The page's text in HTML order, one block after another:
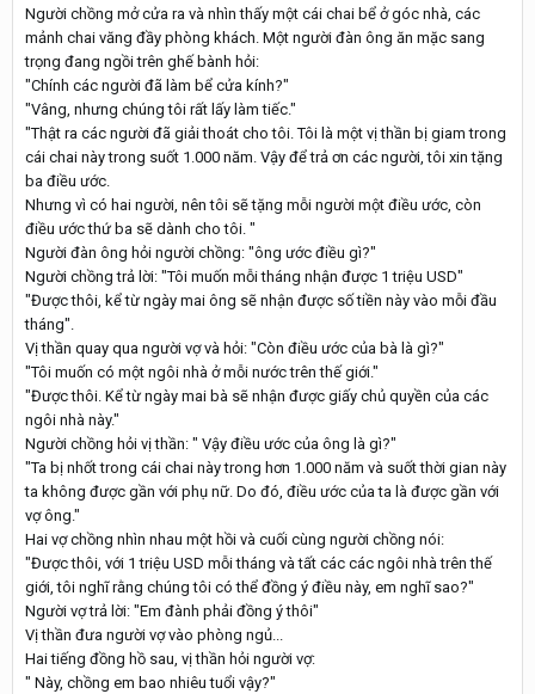
Người chồng mở cửa ra và nhìn thấy một cái chai bể ở góc nhà, các
mảnh chai văng đầy phòng khách. Một người đàn ông ăn mặc sang
trọng đang ngồi trên ghế bành hỏi:
"Chính các người đã làm bể cửa kính?"
"Vâng, nhưng chúng tôi rất lấy làm tiếc."
"Thật ra các người đã giải thoát cho tôi. Tôi là một vị thần bị giam trong
cái chai này trong suốt 1.000 năm. Vậy để trả ơn các người, tôi xin tặng
ba điều ước.
Nhưng vì có hai người, nên tôi sẽ tặng mỗi người một điều ước, còn
điều ước thứ ba sẽ dành cho tôi. "
Người đàn ông hỏi người chồng: "ông ước điều gì?"
Người chồng trả lời: "Tôi muốn mỗi tháng nhận được 1 triệu USD"
"Được thôi, kể từ ngày mai ông sẽ nhận được số tiền này vào mỗi đầu
tháng".
Vị thần quay qua người vợ và hỏi: "Còn điều ước của bà là gì?"
"Tôi muốn có một ngôi nhà ở mỗi nước trên thế giới."
"Được thôi. Kể từ ngày mai bà sẽ nhận được giấy chủ quyền của các
ngôi nhà này."
Người chồng hỏi vị thần: " Vậy điều ước của ông là gì?"
"Ta bị nhốt trong cái chai này trong hơn 1.000 năm và suốt thời gian này
ta không được gần với phụ nữ. Do đó, điều ước của ta là được gần với
vợ ông."
Hai vợ chồng nhìn nhau một hồi và cuối cùng người chồng nói:
"Được thôi, với 1 triệu USD mỗi tháng và tất các các ngôi nhà trên thế
giới, tôi nghĩ rằng chúng tôi có thể đồng ý điều này, em nghĩ sao?"
Người vợ trả lời: "Em đành phải đồng ý thôi"
Vị thần đưa người vợ vào phòng ngủ...
Hai tiếng đồng hồ sau, vị thần hỏi người vợ:
" Này, chồng em bao nhiêu tuổi vậy?"